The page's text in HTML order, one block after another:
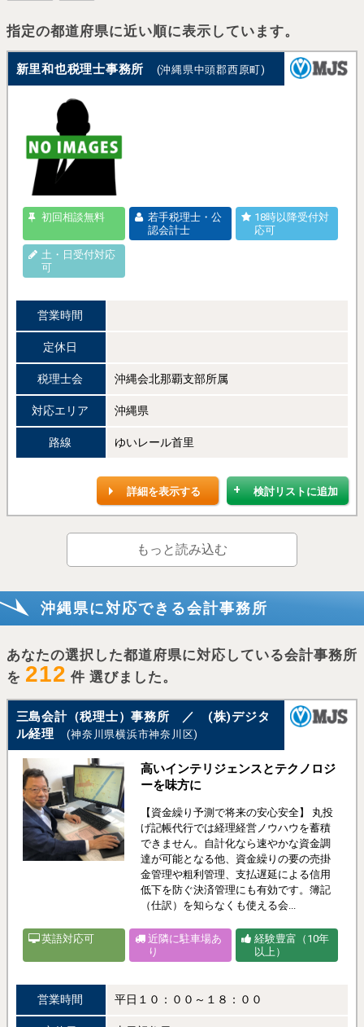
指定の都道府県に近い順に表示しています。
新里和也税理士事務所 (沖縄県中頭郡西原町)
初回相談無料
若手税理士・公
認会計士
18時以降受付対
応可
土・日受付対応
可
営業時間
定休日
税理士会 沖縄会北那覇支部所属
対応エリア 沖縄県
路線 ゆいレール首里
検討リストに追加
詳細を表示する
もっと読み込む
沖縄県に対応できる会計事務所
あなたの選択した都道府県に対応している会計事務所
を 212 件 選びました。
三島会計（税理士）事務所 ／ (株)デジタ
ル経理
(神奈川県横浜市神奈川区)
高いインテリジェンスとテクノロジ
ーを味方に
【資金繰り予測で将来の安心安全】 丸投
げ記帳代行では経理経営ノウハウを蓄積
できません。自計化なら速やかな資金調
達が可能となる他、資金繰りの要の売掛
金管理や粗利管理、支払遅延による信用
低下を防ぐ決済管理にも有効です。簿記
（仕訳）を知らなくも使える会...
英語対応可
近隣に駐車場あ
り
経験豊富（10年
以上）
営業時間 平日１０：００～１８：００